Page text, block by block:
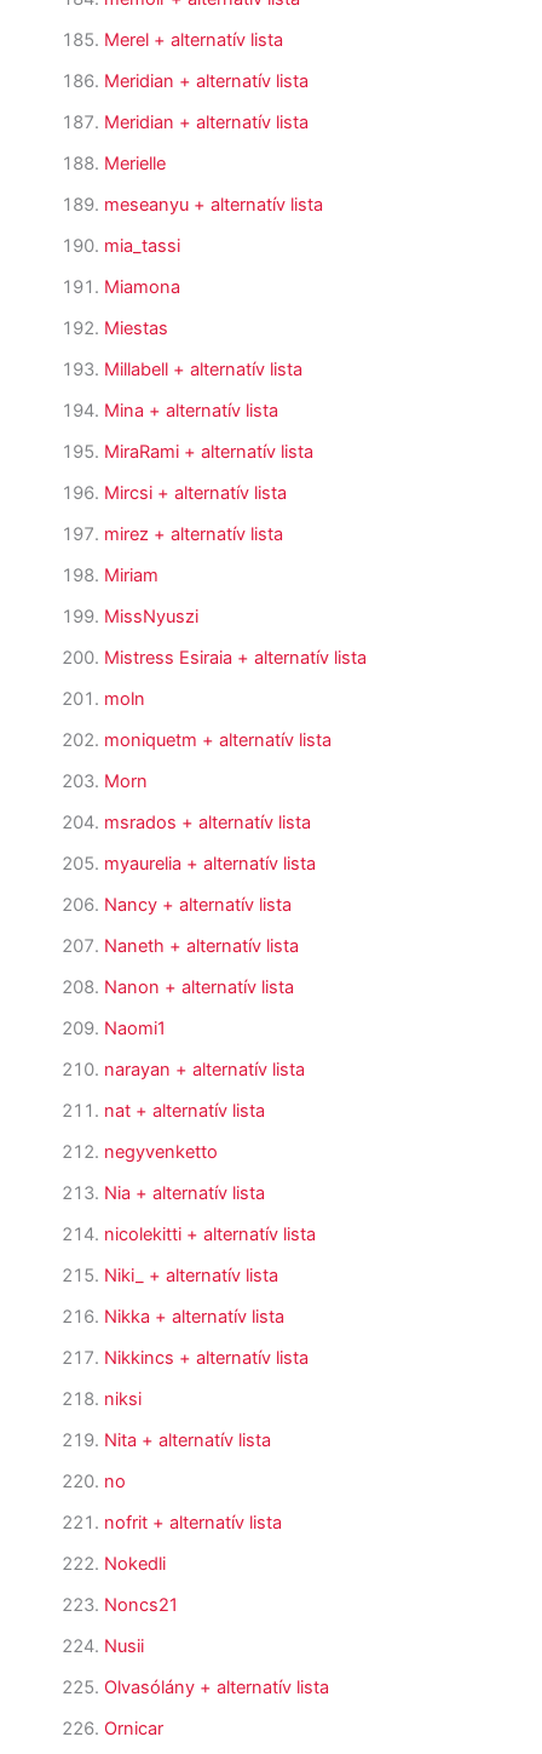
Merel + alternatív lista
Meridian + alternatív lista
Meridian + alternatív lista
Merielle
meseanyu + alternatív lista
mia_tassi
Miamona
Miestas
Millabell + alternatív lista
Mina + alternatív lista
MiraRami + alternatív lista
Mircsi + alternatív lista
mirez + alternatív lista
Miriam
MissNyuszi
Mistress Esiraia + alternatív lista
moln
moniquetm + alternatív lista
Morn
msrados + alternatív lista
myaurelia + alternatív lista
Nancy + alternatív lista
Naneth + alternatív lista
Nanon + alternatív lista
Naomi1
narayan + alternatív lista
nat + alternatív lista
negyvenketto
Nia + alternatív lista
nicolekitti + alternatív lista
Niki_ + alternatív lista
Nikka + alternatív lista
Nikkincs + alternatív lista
niksi
Nita + alternatív lista
no
nofrit + alternatív lista
Nokedli
Noncs21
Nusii
Olvasólány + alternatív lista
Ornicar